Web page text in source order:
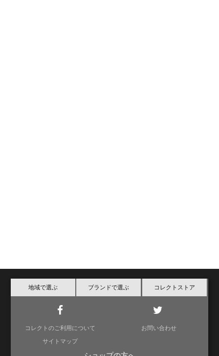
地域で選ぶ ブランドで選ぶ コレクトストア
コレクトのご利用について
お問い合わせ
サイトマップ